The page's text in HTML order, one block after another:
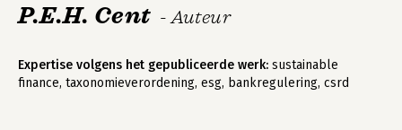
P.E.H. Cent - Auteur
Expertise volgens het gepubliceerde werk: sustainable
finance, taxonomieverordening, esg, bankregulering, csrd